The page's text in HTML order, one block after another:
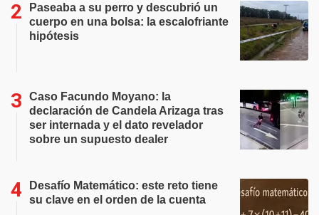
Paseaba a su perro y descubrió un
cuerpo en una bolsa: la escalofriante
hipótesis
Caso Facundo Moyano: la
declaración de Candela Arizaga tras
ser internada y el dato revelador
sobre un supuesto dealer
Desafío Matemático: este reto tiene
su clave en el orden de la cuenta